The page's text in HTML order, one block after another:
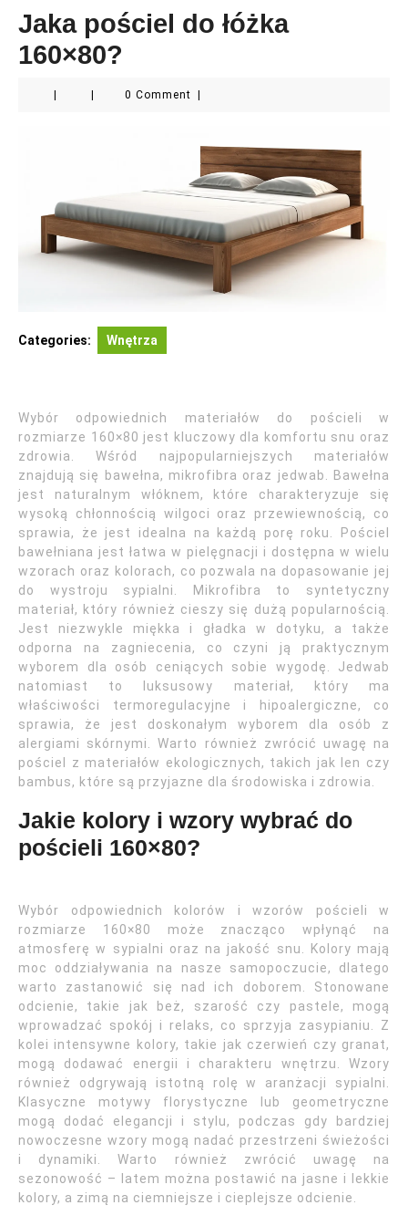
Jaka pościel do łóżka
160×80?
0 Comment
Categories: Wnętrza
Wybór odpowiednich materiałów do pościeli w
rozmiarze 160×80 jest kluczowy dla komfortu snu oraz
zdrowia. Wśród najpopularniejszych materiałów
znajdują się bawełna, mikrofibra oraz jedwab. Bawełna
jest naturalnym włóknem, które charakteryzuje się
wysoką chłonnością wilgoci oraz przewiewnością, co
sprawia, że jest idealna na każdą porę roku. Pościel
bawełniana jest łatwa w pielęgnacji i dostępna w wielu
wzorach oraz kolorach, co pozwala na dopasowanie jej
do wystroju sypialni. Mikrofibra to syntetyczny
materiał, który również cieszy się dużą popularnością.
Jest niezwykle miękka i gładka w dotyku, a także
odporna na zagniecenia, co czyni ją praktycznym
wyborem dla osób ceniących sobie wygodę. Jedwab
natomiast to luksusowy materiał, który ma
właściwości termoregulacyjne i hipoalergiczne, co
sprawia, że jest doskonałym wyborem dla osób z
alergiami skórnymi. Warto również zwrócić uwagę na
pościel z materiałów ekologicznych, takich jak len czy
bambus, które są przyjazne dla środowiska i zdrowia.
Jakie kolory i wzory wybrać do
pościeli 160×80?
Wybór odpowiednich kolorów i wzorów pościeli w
rozmiarze 160×80 może znacząco wpłynąć na
atmosferę w sypialni oraz na jakość snu. Kolory mają
moc oddziaływania na nasze samopoczucie, dlatego
warto zastanowić się nad ich doborem. Stonowane
odcienie, takie jak beż, szarość czy pastele, mogą
wprowadzać spokój i relaks, co sprzyja zasypianiu. Z
kolei intensywne kolory, takie jak czerwień czy granat,
mogą dodawać energii i charakteru wnętrzu. Wzory
również odgrywają istotną rolę w aranżacji sypialni.
Klasyczne motywy florystyczne lub geometryczne
mogą dodać elegancji i stylu, podczas gdy bardziej
nowoczesne wzory mogą nadać przestrzeni świeżości
i dynamiki. Warto również zwrócić uwagę na
sezonowość – latem można postawić na jasne i lekkie
kolory, a zimą na ciemniejsze i cieplejsze odcienie.